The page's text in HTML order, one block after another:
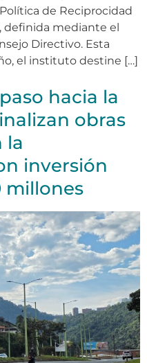
de Reciprocidad
definida mediante el
Directivo. Esta
el instituto destine […]
hacia la
obras
la
inversión
millones